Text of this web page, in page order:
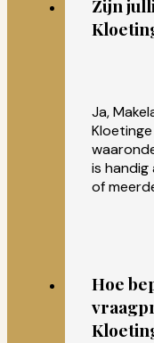
Zijn
Ja,
is handig
of
Hoe